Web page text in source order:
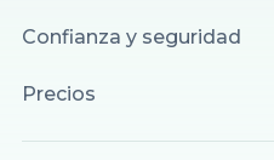
Confianza y seguridad
Precios